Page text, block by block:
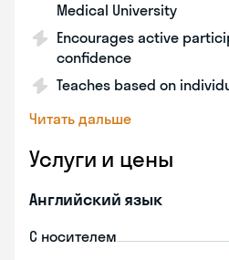
Medical University
Encourages active
confidence
Teaches based on
Читать дальше
Услуги и цены
Английский язык
С носителем